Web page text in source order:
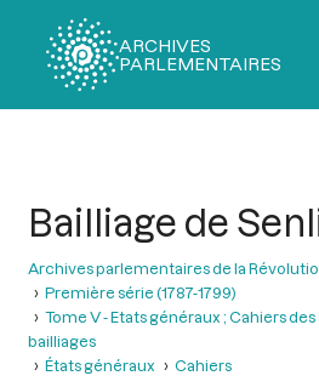
ARCHIVES
PARLEMENTAIRES
Bailliage de
Archives parlementaires de la
Première série (1787-1799)
Tome V - Etats généraux ; Cahiers
bailliages
États généraux
Cahiers